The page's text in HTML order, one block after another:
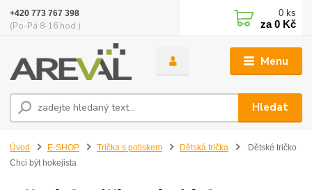
Menu
Hledat
+420 773 767 398
(Po-Pá 8-16 hod.)
0 ks
za0 Kč
Úvod E-SHOP Trička s potiskem Dětská trička
Dětské tričko
Chci být hokejista